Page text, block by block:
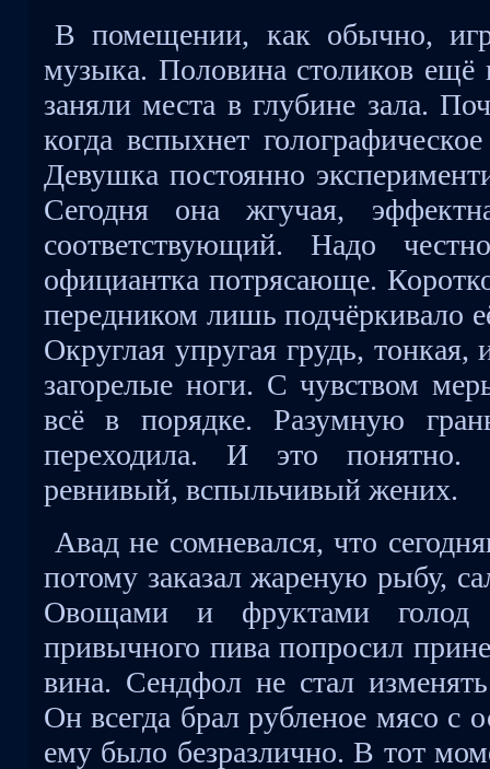
В помещении, как обычно,
музыка. Половина столиков ещё
заняли места в глубине зала.
когда вспыхнет
Девушка постоянно
Сегодня она жгучая,
соответствующий. Надо
официантка потрясающе.
передником лишь подчёркивало
Округлая упругая грудь,
загорелые ноги. С чувством
всё в порядке. Разумную
переходила. И это
ревнивый, вспыльчивый жених.
Авад не сомневался, что
потому заказал жареную рыбу,
Овощами и фруктами голод
привычного пива попросил
вина. Сендфол не стал
Он всегда брал рубленое мясо с
ему было безразлично. В тот